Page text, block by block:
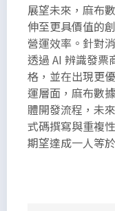
展望未來，麻布
伸至更具價值的
營運效率。針對
透過 AI 辨識發票
格，並在出現更
運層面，麻布數
體開發流程，未
式碼撰寫與重複
期望達成一人等